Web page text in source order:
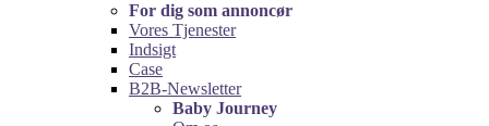
For dig som annoncør
Vores Tjenester
Indsigt
Case
B2B-Newsletter
Baby Journey